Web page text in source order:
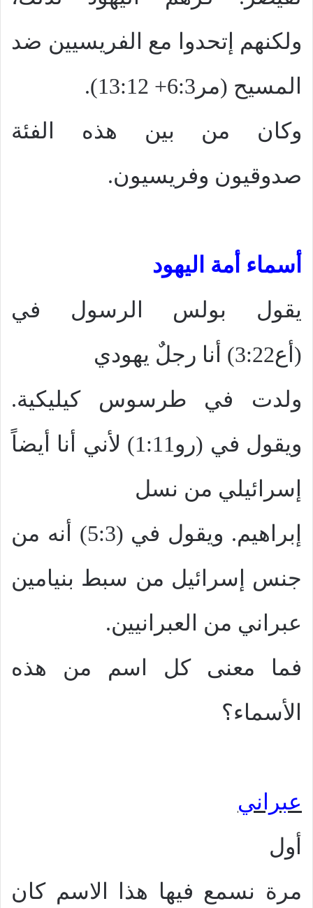
ولكنهم إتحدوا مع الفريسيين ضد
المسيح (مر6:3+ 13:12).
وكان من بين هذه الفئة
صدوقيون وفريسيون.
أسماء أمة اليهود
يقول بولس الرسول في
(أع3:22) أنا رجلٌ يهودي
ولدت في طرسوس كيليكية.
ويقول في (رو1:11) لأني أنا أيضاً
إسرائيلي من نسل
إبراهيم. ويقول في (5:3) أنه من
جنس إسرائيل من سبط بنيامين
عبراني من العبرانيين.
فما معنى كل اسم من هذه
الأسماء؟
عبراني
أول
مرة نسمع فيها هذا الاسم كان